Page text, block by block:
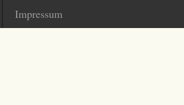
Impressum